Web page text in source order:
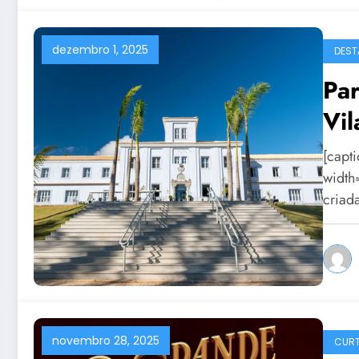
dezembro 1, 2025
novembro 28, 2025